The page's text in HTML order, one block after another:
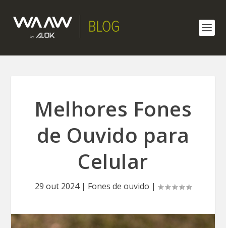
Melhores Fones
de Ouvido para
Celular
29 out 2024| Fones de ouvido |